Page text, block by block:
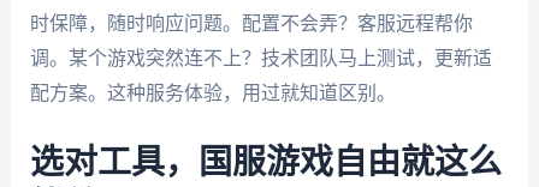
时保障，随时响应问题。配置不会弄？客服远程帮你
调。某个游戏突然连不上？技术团队马上测试，更新适
配方案。这种服务体验，用过就知道区别。
选对工具，国服游戏自由就这么